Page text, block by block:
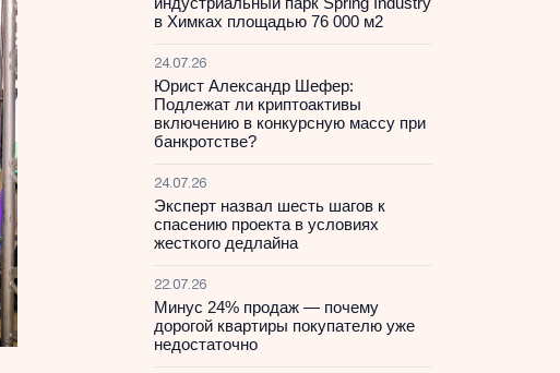
в Химках площадью 76 000 м2
24.07.26
Юрист Александр Шефер:
Подлежат ли криптоактивы
включению в конкурсную массу при
банкротстве?
24.07.26
Эксперт назвал шесть шагов к
спасению проекта в условиях
жесткого дедлайна
22.07.26
Минус 24% продаж — почему
дорогой квартиры покупателю уже
недостаточно